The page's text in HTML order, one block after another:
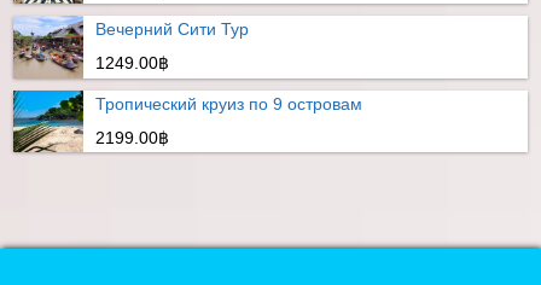
Вечерний Сити Тур
1249.00฿
Тропический круиз по 9 островам
2199.00฿